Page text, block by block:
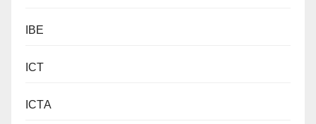
IBE
ICT
ICTA